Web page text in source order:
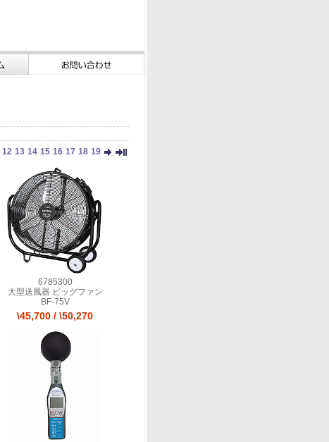
12 13 14 15 16 17 18 19
6785300
大型送風器 ビッグファン
BF-75V
\45,700 / \50,270